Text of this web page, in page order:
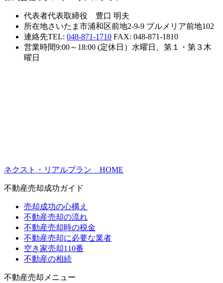
代表者代表取締役 豊口 明夫
所在地さいたま市浦和区前地2-9-9 プルメリア前地102
連絡先TEL: 048-871-1710 FAX: 048-871-1810
営業時間9:00～18:00 (定休日）水曜日、第１・第３木
曜日
ネクスト・リアルプラン HOME
不動産売却成功ガイド
売却成功の心構え
不動産売却の流れ
不動産売却時の税金
不動産売却に必要な業者
空き家売却110番
不動産の相続
不動産売却メニュー